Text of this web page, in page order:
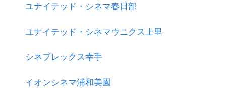
ユナイテッド・シネマ春日部
ユナイテッド・シネマウニクス上里
シネプレックス幸手
イオンシネマ浦和美園